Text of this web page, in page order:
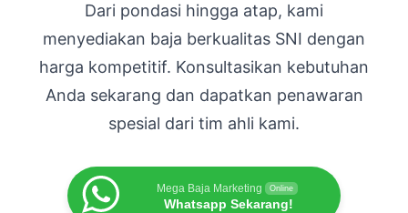
Dari pondasi hingga atap, kami
menyediakan baja berkualitas SNI dengan
harga kompetitif. Konsultasikan kebutuhan
Anda sekarang dan dapatkan penawaran
spesial dari tim ahli kami.
Mega Baja Marketing Online
Whatsapp Sekarang!